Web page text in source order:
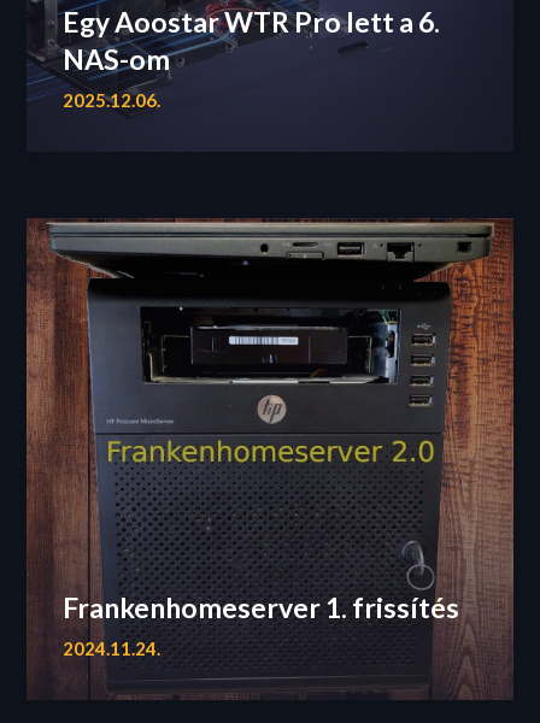
Egy Aoostar WTR Pro lett a 6.
NAS-om
2025.12.06.
Frankenhomeserver 1. frissítés
2024.11.24.